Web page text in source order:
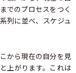
でのプロセスをつく
列に並べ、スケジュ
から現在の自分を見
上がります。これは